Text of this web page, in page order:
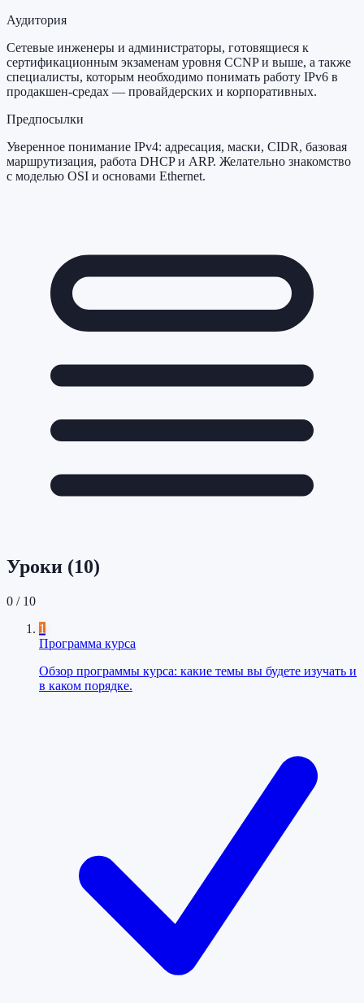
Аудитория
Сетевые инженеры и администраторы, готовящиеся к
сертификационным экзаменам уровня CCNP и выше, а также
специалисты, которым необходимо понимать работу IPv6 в
продакшен-средах — провайдерских и корпоративных.
Предпосылки
Уверенное понимание IPv4: адресация, маски, CIDR, базовая
маршрутизация, работа DHCP и ARP. Желательно знакомство
с моделью OSI и основами Ethernet.
Уроки (10)
0 / 10
1
Программа курса
Обзор программы курса: какие темы вы будете изучать и
в каком порядке.